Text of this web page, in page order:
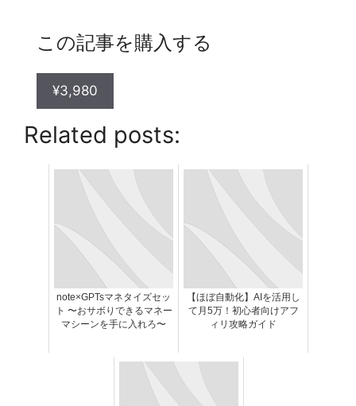
この記事を購入する
¥3,980
Related posts:
note×GPTsマネタイズセッ
ト 〜おサボりできるマネー
マシーンを手に入れろ〜
【ほぼ自動化】AIを活用し
て月5万！初心者向けアフ
ィリ攻略ガイド